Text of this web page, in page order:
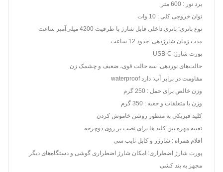
برد نور : 600 متر
توان خروجی کلی : 10 وات
نوع باتری: باتری داخلی قابل شارژ با ظرفیت 4200 میلی‌آمپر ساعت
مدت زمان شارژدهی: حدود 12 ساعت
پورت شارژ: USB-C
حالت‌های نوردهی: سه حالت قوی، ضعیف و چشمک زن
مقاومت در برابر آب: دارد waterproof
وزن خالص برای حمل : 250 گرم
وزن با متعلقات و جعبه : 350 گرم
کلید فیزیکی به منظور روشن خاموش کردن
تعبیه مهره بین کلید ها برای نصب بر روی دوچرخه
اقلام همراه : شارژر و کابل تایپ سی
پورت شارژ اضطراری: امکان شارژ اضطراری گوشی و دستگاه‌های دیگر
مجهز به بند کشی